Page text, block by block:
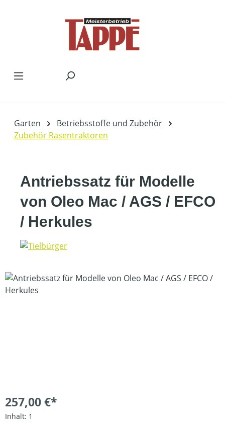
Garten
Betriebsstoffe und Zubehör
Zubehör Rasentraktoren
Antriebssatz für Modelle
von Oleo Mac / AGS / EFCO
/ Herkules
Bildergalerie überspringen
257,00 €*
Inhalt: 1